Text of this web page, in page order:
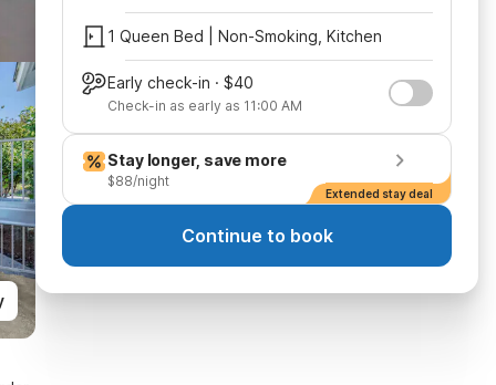
1 Queen Bed | Non-Smoking, Kitchen
Early check-in · $40
Check-in as early as 11:00 AM
Stay longer, save more
$88/night
Extended stay deal
Continue to book